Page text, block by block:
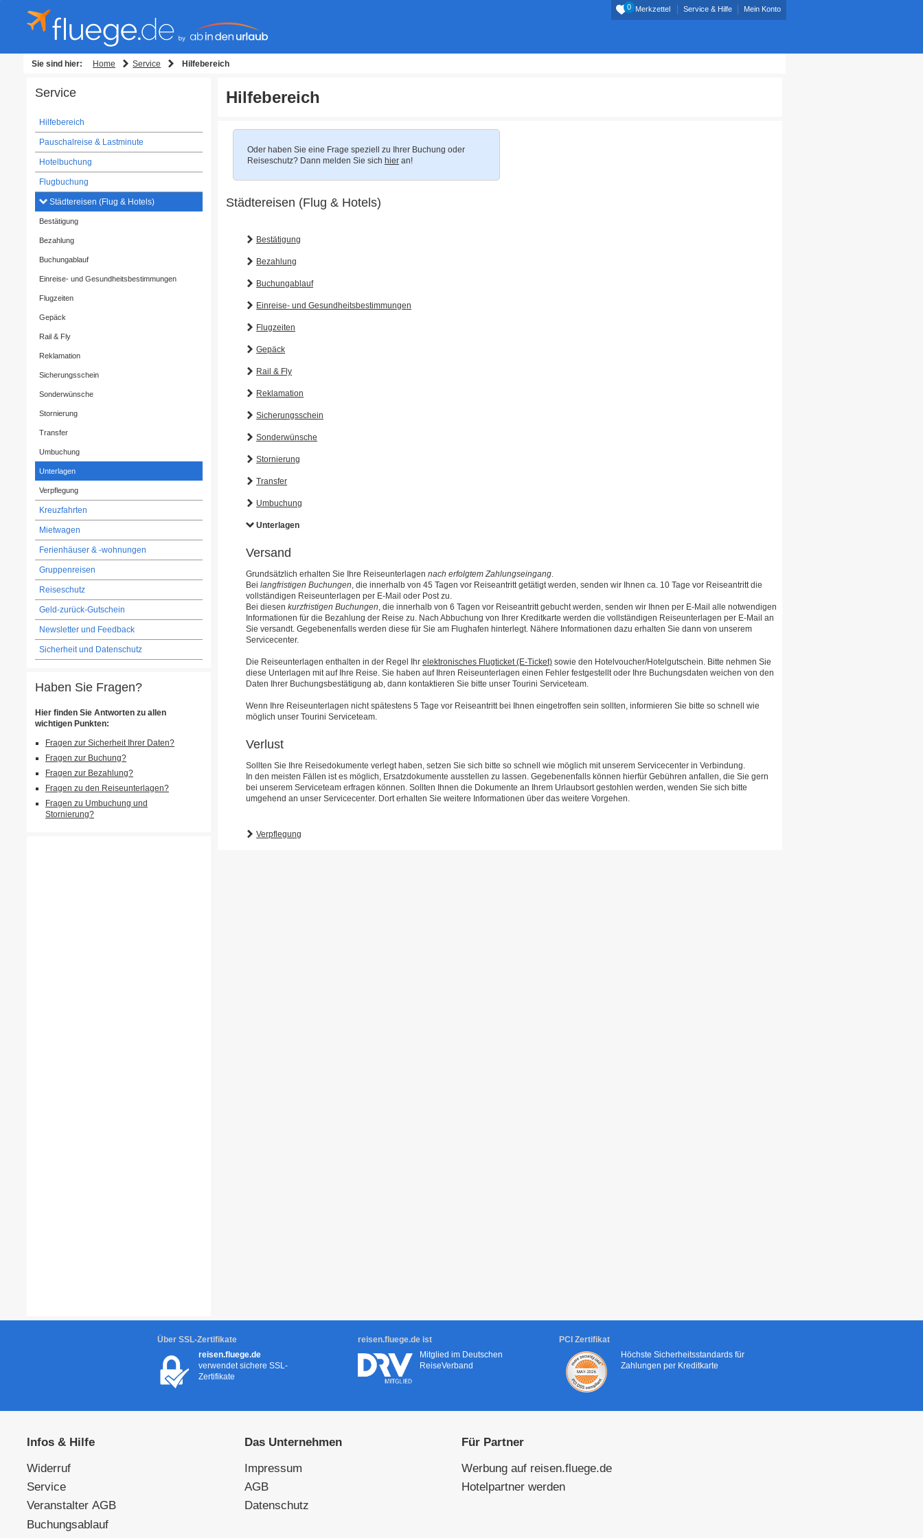
0 Merkzettel Service & Hilfe Mein Konto
Sie sind hier: Home Service Hilfebereich
Hilfebereich
Oder haben Sie eine Frage speziell zu Ihrer Buchung oder
Reiseschutz? Dann melden Sie sich hieran!
Städtereisen (Flug & Hotels)
Bestätigung
Bezahlung
Buchungablauf
Einreise- und Gesundheitsbestimmungen
Flugzeiten
Gepäck
Rail & Fly
Reklamation
Sicherungsschein
Sonderwünsche
Stornierung
Transfer
Umbuchung
Unterlagen
Versand
Grundsätzlich erhalten Sie Ihre Reiseunterlagennach erfolgtem Zahlungseingang.
Beilangfristigen Buchungen, die innerhalb von 45 Tagen vor Reiseantritt getätigt werden, senden wir Ihnen ca. 10 Tage vor Reiseantritt die
vollständigen Reiseunterlagen per E-Mail oder Post zu.
Bei diesenkurzfristigen Buchungen, die innerhalb von 6 Tagen vor Reiseantritt gebucht werden, senden wir Ihnen per E-Mail alle notwendigen
Informationen für die Bezahlung der Reise zu. Nach Abbuchung von Ihrer Kreditkarte werden die vollständigen Reiseunterlagen per E-Mail an
Sie versandt. Gegebenenfalls werden diese für Sie am Flughafen hinterlegt. Nähere Informationen dazu erhalten Sie dann von unserem
Servicecenter.
Die Reiseunterlagen enthalten in der Regel Ihrelektronisches Flugticket (E-Ticket) sowie den Hotelvoucher/Hotelgutschein. Bitte nehmen Sie
diese Unterlagen mit auf Ihre Reise. Sie haben auf Ihren Reiseunterlagen einen Fehler festgestellt oder Ihre Buchungsdaten weichen von den
Daten Ihrer Buchungsbestätigung ab, dann kontaktieren Sie bitte unser Tourini Serviceteam.
Wenn Ihre Reiseunterlagen nicht spätestens 5 Tage vor Reiseantritt bei Ihnen eingetroffen sein sollten, informieren Sie bitte so schnell wie
möglich unser Tourini Serviceteam.
Verlust
Sollten Sie Ihre Reisedokumente verlegt haben, setzen Sie sich bitte so schnell wie möglich mit unserem Servicecenter in Verbindung.
In den meisten Fällen ist es möglich, Ersatzdokumente ausstellen zu lassen. Gegebenenfalls können hierfür Gebühren anfallen, die Sie gern
bei unserem Serviceteam erfragen können. Sollten Ihnen die Dokumente an Ihrem Urlaubsort gestohlen werden, wenden Sie sich bitte
umgehend an unser Servicecenter. Dort erhalten Sie weitere Informationen über das weitere Vorgehen.
Verpflegung
Service
Hilfebereich
Pauschalreise & Lastminute
Hotelbuchung
Flugbuchung
Städtereisen (Flug & Hotels)
Bestätigung
Bezahlung
Buchungablauf
Einreise- und Gesundheitsbestimmungen
Flugzeiten
Gepäck
Rail & Fly
Reklamation
Sicherungsschein
Sonderwünsche
Stornierung
Transfer
Umbuchung
Unterlagen
Verpflegung
Kreuzfahrten
Mietwagen
Ferienhäuser & -wohnungen
Gruppenreisen
Reiseschutz
Geld-zurück-Gutschein
Newsletter und Feedback
Sicherheit und Datenschutz
Haben Sie Fragen?
Hier finden Sie Antworten zu allen
wichtigen Punkten:
Fragen zur Sicherheit Ihrer Daten?
Fragen zur Buchung?
Fragen zur Bezahlung?
Fragen zu den Reiseunterlagen?
Fragen zu Umbuchung und
Stornierung?
Über SSL-Zertifikate
reisen.fluege.de
verwendet sichere SSL-
Zertifikate
reisen.fluege.de ist
Mitglied im Deutschen
ReiseVerband
PCI Zertifikat
Höchste Sicherheitsstandards für
Zahlungen per Kreditkarte
Infos & Hilfe
Widerruf
Service
Veranstalter AGB
Buchungsablauf
Das Unternehmen
Impressum
AGB
Datenschutz
Für Partner
Werbung auf reisen.fluege.de
Hotelpartner werden